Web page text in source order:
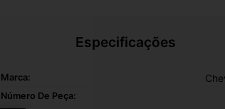
Especificações
Marca:
Número De Peça: